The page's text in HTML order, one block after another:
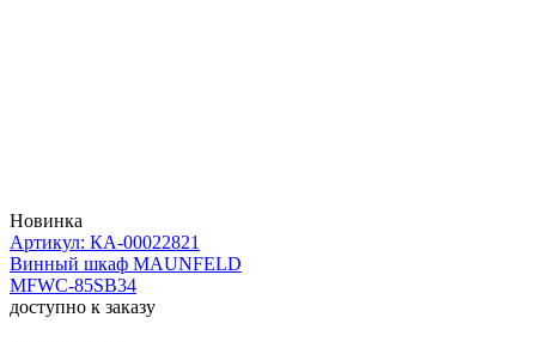
Новинка
Артикул: КА-00022821
Винный шкаф MAUNFELD
MFWC-85SB34
доступно к заказу